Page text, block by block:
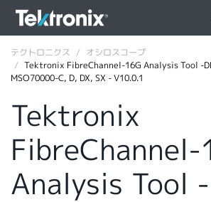
ENGLISH
DEUTSCH
テクトロニクス
オシロスコープ
Tektronix FibreChannel-16G Analysis Tool -
MSO70000-C, D, DX, SX - V10.0.1
Tektronix
FibreChannel-
Analysis Tool -